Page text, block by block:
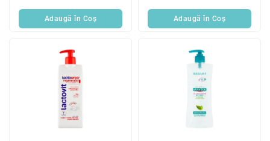
Adaugă în Coş Adaugă în Coş